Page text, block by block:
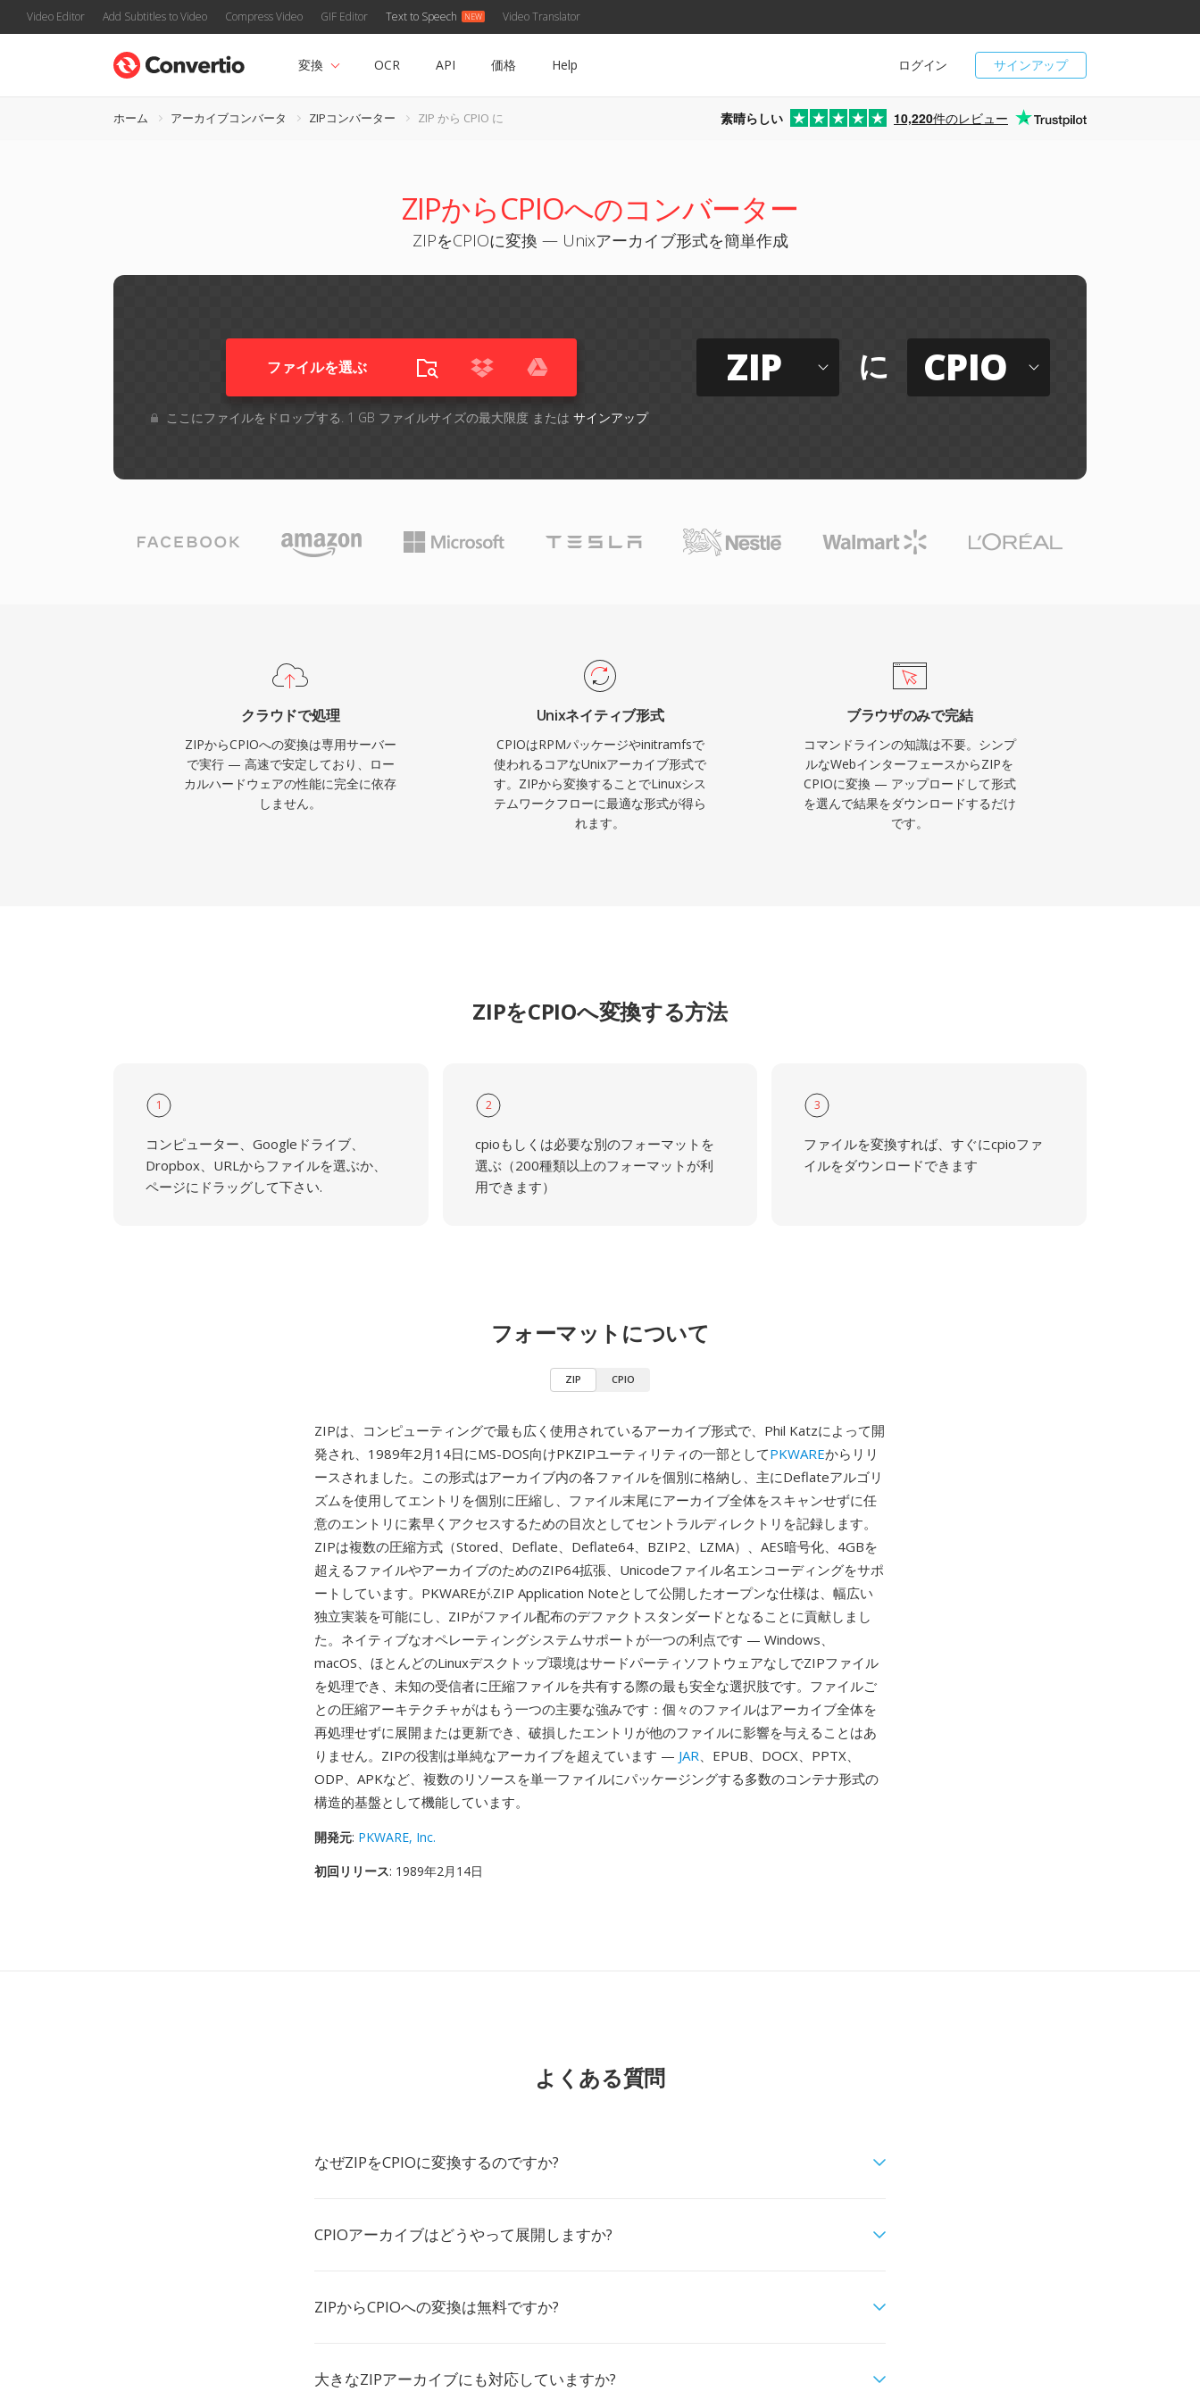
Video Editor Add Subtitles to Video Compress Video GIF Editor Text to Speech Video Translator
サインアップ
ログイン
変換 OCR API 価格 Help
ホーム アーカイブコンバータ ZIPコンバーター ZIP から CPIO に 素晴らしい 10,220件のレビュー
ZIPからCPIOへのコンバーター
ZIPをCPIOに変換 — Unixアーカイブ形式を簡単作成
ファイルを選ぶ
ここにファイルをドロップする. 1 GB ファイルサイズの最大限度 または サインアップ
ZIP に CPIO
クラウドで処理
ZIPからCPIOへの変換は専用サーバー
で実行 — 高速で安定しており、ロー
カルハードウェアの性能に完全に依存
しません。
Unixネイティブ形式
CPIOはRPMパッケージやinitramfsで
使われるコアなUnixアーカイブ形式で
す。ZIPから変換することでLinuxシス
テムワークフローに最適な形式が得ら
れます。
ブラウザのみで完結
コマンドラインの知識は不要。シンプ
ルなWebインターフェースからZIPを
CPIOに変換 — アップロードして形式
を選んで結果をダウンロードするだけ
です。
ZIPをCPIOへ変換する方法
1
コンピューター、Googleドライブ、
Dropbox、URLからファイルを選ぶか、
ページにドラッグして下さい.
2
cpioもしくは必要な別のフォーマットを
選ぶ（200種類以上のフォーマットが利
用できます）
3
ファイルを変換すれば、すぐにcpioファ
イルをダウンロードできます
フォーマットについて
ZIP CPIO
ZIPは、コンピューティングで最も広く使用されているアーカイブ形式で、Phil Katzによって開
発され、1989年2月14日にMS-DOS向けPKZIPユーティリティの一部としてPKWAREからリリ
ースされました。この形式はアーカイブ内の各ファイルを個別に格納し、主にDeflateアルゴリ
ズムを使用してエントリを個別に圧縮し、ファイル末尾にアーカイブ全体をスキャンせずに任
意のエントリに素早くアクセスするための目次としてセントラルディレクトリを記録します。
ZIPは複数の圧縮方式（Stored、Deflate、Deflate64、BZIP2、LZMA）、AES暗号化、4GBを
超えるファイルやアーカイブのためのZIP64拡張、Unicodeファイル名エンコーディングをサポ
ートしています。PKWAREが.ZIP Application Noteとして公開したオープンな仕様は、幅広い
独立実装を可能にし、ZIPがファイル配布のデファクトスタンダードとなることに貢献しまし
た。ネイティブなオペレーティングシステムサポートが一つの利点です — Windows、
macOS、ほとんどのLinuxデスクトップ環境はサードパーティソフトウェアなしでZIPファイル
を処理でき、未知の受信者に圧縮ファイルを共有する際の最も安全な選択肢です。ファイルご
との圧縮アーキテクチャがはもう一つの主要な強みです：個々のファイルはアーカイブ全体を
再処理せずに展開または更新でき、破損したエントリが他のファイルに影響を与えることはあ
りません。ZIPの役割は単純なアーカイブを超えています — JAR、EPUB、DOCX、PPTX、
ODP、APKなど、複数のリソースを単一ファイルにパッケージングする多数のコンテナ形式の
構造的基盤として機能しています。
開発元: PKWARE, Inc.
初回リリース: 1989年2月14日
よくある質問
なぜZIPをCPIOに変換するのですか?
CPIOアーカイブはどうやって展開しますか?
ZIPからCPIOへの変換は無料ですか?
大きなZIPアーカイブにも対応していますか?